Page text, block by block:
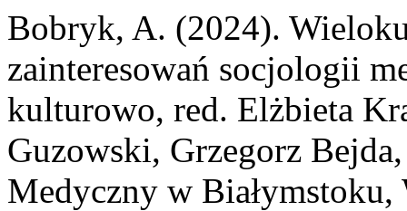
Bobryk, A. (2024).
zainteresowań socjologii
kulturowo, red. Elżbieta
Guzowski, Grzegorz
Medyczny w